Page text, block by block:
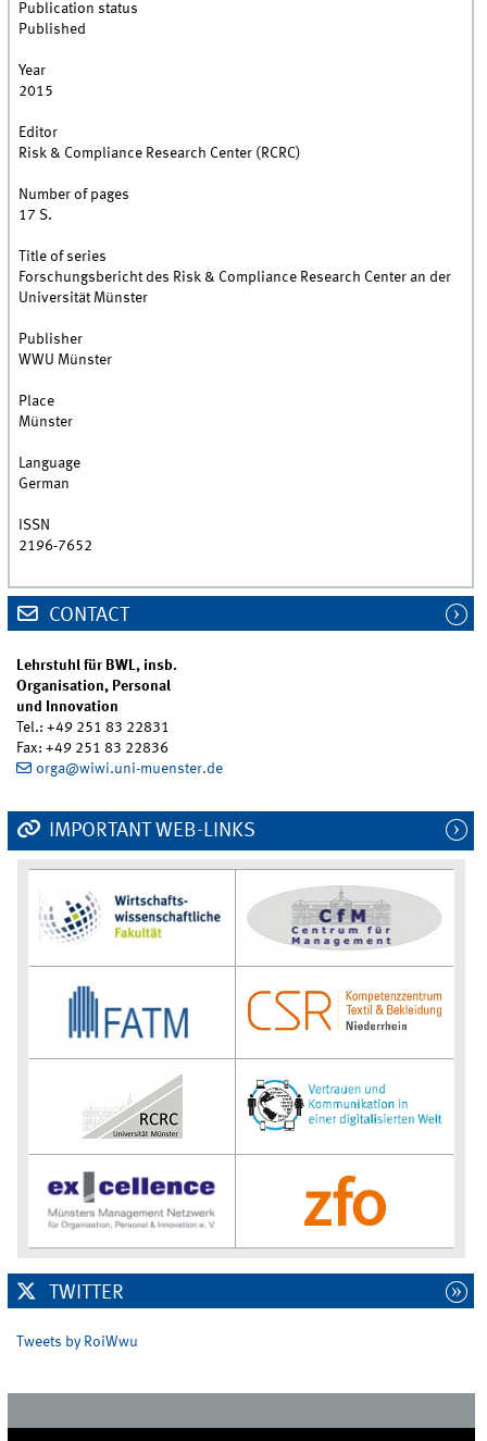
Publication status
Published
Year
2015
Editor
Risk & Compliance Research Center (RCRC)
Number of pages
17 S.
Title of series
Forschungsbericht des Risk & Compliance Research Center an der
Universität Münster
Publisher
WWU Münster
Place
Münster
Language
German
ISSN
2196-7652
CONTACT
Lehrstuhl für BWL, insb.
Organisation, Personal
und Innovation
Tel.: +49 251 83 22831
Fax: +49 251 83 22836
orga@wiwi.uni-muenster.de
IMPORTANT WEB-LINKS
TWITTER
Tweets by RoiWwu